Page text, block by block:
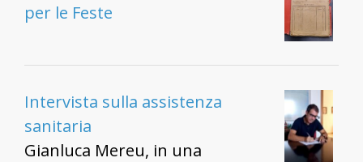
per le Feste
Intervista sulla assistenza
sanitaria
Gianluca Mereu, in una